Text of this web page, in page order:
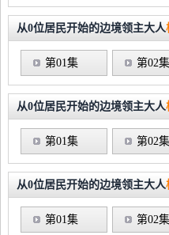
从0位居民开始的边境领主大人
第01集 第02集
从0位居民开始的边境领主大人
第01集 第02集
从0位居民开始的边境领主大人
第01集 第02集